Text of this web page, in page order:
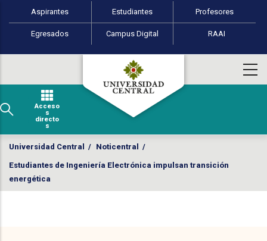
Pasar al contenido principal
Perfiles de usuario
Aspirantes Estudiantes Profesores
Egresados Campus Digital RAAI
Acceso
s
directo
s
Universidad Central / Noticentral /
Estudiantes de Ingeniería Electrónica impulsan transición
energética